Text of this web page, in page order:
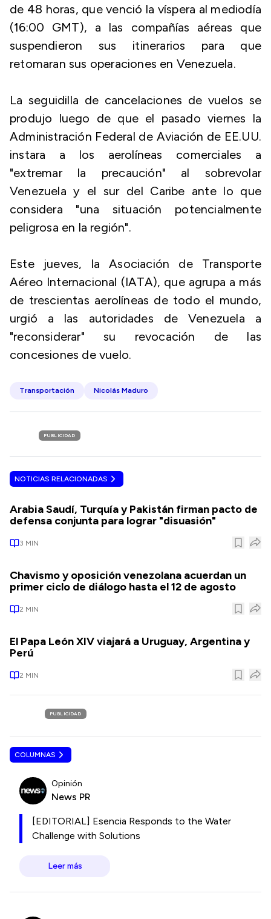
de 48 horas, que venció la víspera al mediodía
(16:00 GMT), a las compañías aéreas que
suspendieron sus itinerarios para que
retomaran sus operaciones en Venezuela.
La seguidilla de cancelaciones de vuelos se
produjo luego de que el pasado viernes la
Administración Federal de Aviación de EE.UU.
instara a los aerolíneas comerciales a
"extremar la precaución" al sobrevolar
Venezuela y el sur del Caribe ante lo que
considera "una situación potencialmente
peligrosa en la región".
Este jueves, la Asociación de Transporte
Aéreo Internacional (IATA), que agrupa a más
de trescientas aerolíneas de todo el mundo,
urgió a las autoridades de Venezuela a
"reconsiderar" su revocación de las
concesiones de vuelo.
Transportación Nicolás Maduro
PUBLICIDAD
NOTICIAS RELACIONADAS
Arabia Saudí, Turquía y Pakistán firman pacto de
defensa conjunta para lograr "disuasión"
3 MIN
Chavismo y oposición venezolana acuerdan un
primer ciclo de diálogo hasta el 12 de agosto
2 MIN
El Papa León XIV viajará a Uruguay, Argentina y
Perú
2 MIN
PUBLICIDAD
COLUMNAS
Opinión
News PR
[EDITORIAL] Esencia Responds to the Water
Challenge with Solutions
Leer más